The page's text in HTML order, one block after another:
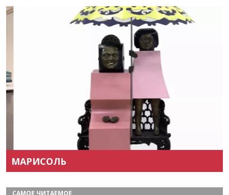
МАРИСОЛЬ